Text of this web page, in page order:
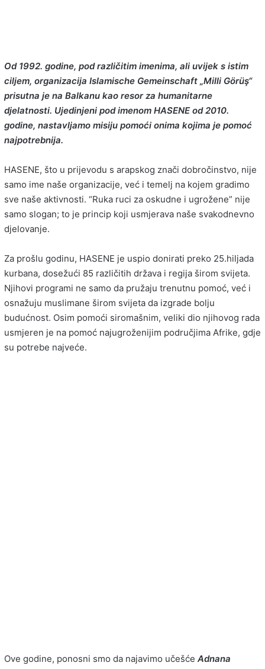
Od 1992. godine, pod različitim imenima, ali uvijek s istim
ciljem, organizacija Islamische Gemeinschaft „Milli Görüş“
prisutna je na Balkanu kao resor za humanitarne
djelatnosti. Ujedinjeni pod imenom HASENE od 2010.
godine, nastavljamo misiju pomoći onima kojima je pomoć
najpotrebnija.
HASENE, što u prijevodu s arapskog znači dobročinstvo, nije
samo ime naše organizacije, već i temelj na kojem gradimo
sve naše aktivnosti. “Ruka ruci za oskudne i ugrožene” nije
samo slogan; to je princip koji usmjerava naše svakodnevno
djelovanje.
Za prošlu godinu, HASENE je uspio donirati preko 25.hiljada
kurbana, dosežući 85 različitih država i regija širom svijeta.
Njihovi programi ne samo da pružaju trenutnu pomoć, već i
osnažuju muslimane širom svijeta da izgrade bolju
budućnost. Osim pomoći siromašnim, veliki dio njihovog rada
usmjeren je na pomoć najugroženijim područjima Afrike, gdje
su potrebe najveće.
Ove godine, ponosni smo da najavimo učešće Adnana